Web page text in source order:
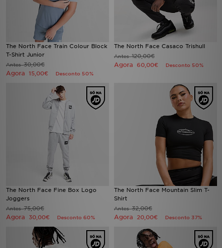
The North Face Train Colour Block
T-Shirt Junior
Antes30,00€
Agora 15,00€ Desconto 50%
The North Face Casaco Trishull
Antes120,00€
Agora 60,00€ Desconto 50%
The North Face Fine Box Logo
Joggers
Antes75,00€
Agora 30,00€ Desconto 60%
The North Face Mountain Slim T-
Shirt
Antes32,00€
Agora 20,00€ Desconto 37%